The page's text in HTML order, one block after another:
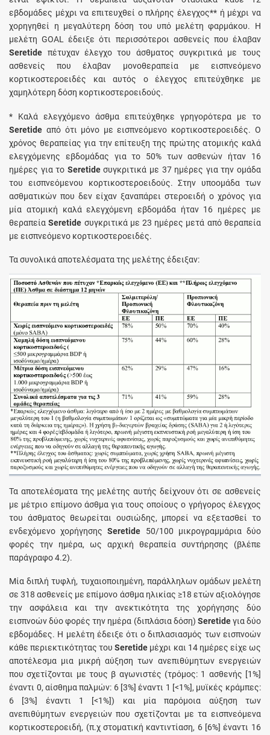
εβδομάδες μέχρι να επιτευχθεί ο πλήρης έλεγχος** ή μέχρι να
χορηγηθεί η μεγαλύτερη δόση του υπό μελέτη φαρμάκου. Η
μελέτη GOAL έδειξε ότι περισσότεροι ασθενείς που έλαβαν
Seretide πέτυχαν έλεγχο του άσθματος συγκριτικά με τους
ασθενείς που έλαβαν μονοθεραπεία με εισπνεόμενο
κορτικοστεροειδές και αυτός ο έλεγχος επιτεύχθηκε με
χαμηλότερη δόση κορτικοστεροειδούς.
* Καλά ελεγχόμενο άσθμα επιτεύχθηκε γρηγορότερα με το
Seretide από ότι μόνο με εισπνεόμενο κορτικοστεροειδές. Ο
χρόνος θεραπείας για την επίτευξη της πρώτης ατομικής καλά
ελεγχόμενης εβδομάδας για το 50% των ασθενών ήταν 16
ημέρες για το Seretideσυγκριτικά με 37 ημέρες για την ομάδα
του εισπνεόμενου κορτικοστεροειδούς. Στην υποομάδα των
ασθματικών που δεν είχαν ξαναπάρει στεροειδή ο χρόνος για
μία ατομική καλά ελεγχόμενη εβδομάδα ήταν 16 ημέρες με
θεραπείαSeretide συγκριτικά με 23 ημέρες μετά από θεραπεία
με εισπνεόμενο κορτικοστεροειδές.
Τα συνολικά αποτελέσματα της μελέτης έδειξαν:
Τα αποτελέσματα της μελέτης αυτής δείχνουν ότι σε ασθενείς
με μέτριο επίμονο άσθμα για τους οποίους ο γρήγορος έλεγχος
του άσθματος θεωρείται ουσιώδης, μπορεί να εξετασθεί το
ενδεχόμενο χορήγησηςSeretide 50/100 μικρογραμμάρια δύο
φορές την ημέρα, ως αρχική θεραπεία συντήρησης (βλέπε
παράγραφο 4.2).
Μία διπλή τυφλή, τυχαιοποιημένη, παράλληλων ομάδων μελέτη
σε 318 ασθενείς με επίμονο άσθμα ηλικίας ≥18 ετών αξιολόγησε
την ασφάλεια και την ανεκτικότητα της χορήγησης δύο
εισπνοών δύο φορές την ημέρα (διπλάσια δόση) Seretideγια δύο
εβδομάδες. Η μελέτη έδειξε ότι ο διπλασιασμός των εισπνοών
κάθε περιεκτικότητας τουSeretide μέχρι και 14 ημέρες είχε ως
αποτέλεσμα μια μικρή αύξηση των ανεπιθύμητων ενεργειών
που σχετίζονται με τους β αγωνιστές (τρόμος: 1 ασθενής [1%]
έναντι 0, αίσθημα παλμών: 6 [3%] έναντι 1 [<1%], μυϊκές κράμπες:
6 [3%] έναντι 1 [<1%]) και μία παρόμοια αύξηση των
ανεπιθύμητων ενεργειών που σχετίζονται με τα εισπνεόμενα
κορτικοστεροειδή, (π.χ στοματική καντιντίαση, 6 [6%] έναντι 16